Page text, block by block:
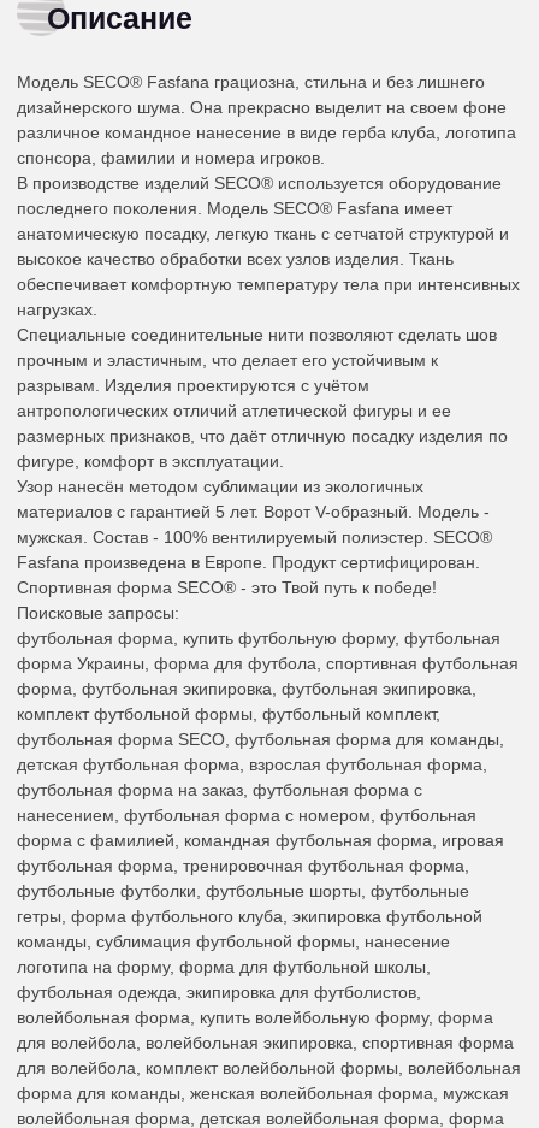
Описание
Модель SECO® Fasfana грациозна, стильна и без лишнего
дизайнерского шума. Она прекрасно выделит на своем фоне
различное командное нанесение в виде герба клуба, логотипа
спонсора, фамилии и номера игроков.
В производстве изделий SECO® используется оборудование
последнего поколения. Модель SECO® Fasfana имеет
анатомическую посадку, легкую ткань с сетчатой структурой и
высокое качество обработки всех узлов изделия. Ткань
обеспечивает комфортную температуру тела при интенсивных
нагрузках.
Специальные соединительные нити позволяют сделать шов
прочным и эластичным, что делает его устойчивым к
разрывам. Изделия проектируются с учётом
антропологических отличий атлетической фигуры и ее
размерных признаков, что даёт отличную посадку изделия по
фигуре, комфорт в эксплуатации.
Узор нанесён методом сублимации из экологичных
материалов с гарантией 5 лет. Ворот V-образный. Модель -
мужская. Состав - 100% вентилируемый полиэстер. SECO®
Fasfana произведена в Европе. Продукт сертифицирован.
Спортивная форма SECO® - это Твой путь к победе!
Поисковые запросы:
футбольная форма, купить футбольную форму, футбольная
форма Украины, форма для футбола, спортивная футбольная
форма, футбольная экипировка, футбольная экипировка,
комплект футбольной формы, футбольный комплект,
футбольная форма SECO, футбольная форма для команды,
детская футбольная форма, взрослая футбольная форма,
футбольная форма на заказ, футбольная форма с
нанесением, футбольная форма с номером, футбольная
форма с фамилией, командная футбольная форма, игровая
футбольная форма, тренировочная футбольная форма,
футбольные футболки, футбольные шорты, футбольные
гетры, форма футбольного клуба, экипировка футбольной
команды, сублимация футбольной формы, нанесение
логотипа на форму, форма для футбольной школы,
футбольная одежда, экипировка для футболистов,
волейбольная форма, купить волейбольную форму, форма
для волейбола, волейбольная экипировка, спортивная форма
для волейбола, комплект волейбольной формы, волейбольная
форма для команды, женская волейбольная форма, мужская
волейбольная форма, детская волейбольная форма, форма